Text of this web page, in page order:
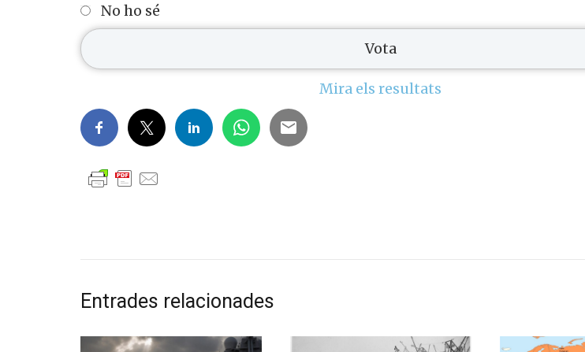
No ho sé
Mira els resultats
Entrades relacionades